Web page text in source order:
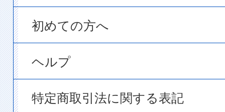
初めての方へ
ヘルプ
特定商取引法に関する表記